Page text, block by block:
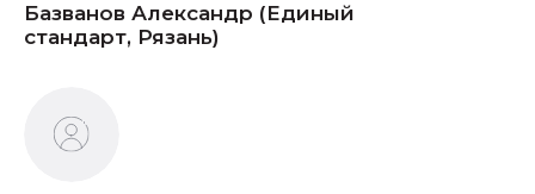
Базванов Александр (Единый
стандарт, Рязань)